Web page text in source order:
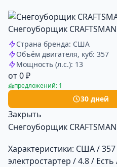
Снегоуборщик
Страна бренда: США
Объём двигателя, куб: 357
Мощность (л.с.): 13
от 0 ₽
предложений: 1
30 дней
Закрыть
Снегоуборщик
Характеристики: США / 357
электростартер / 4.8 /